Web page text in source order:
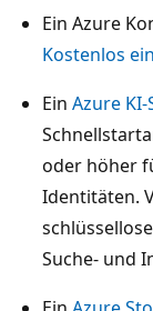
Ein Azure
Kostenlos
Ein Azure
oder höher
Identitäten.
Suche- und